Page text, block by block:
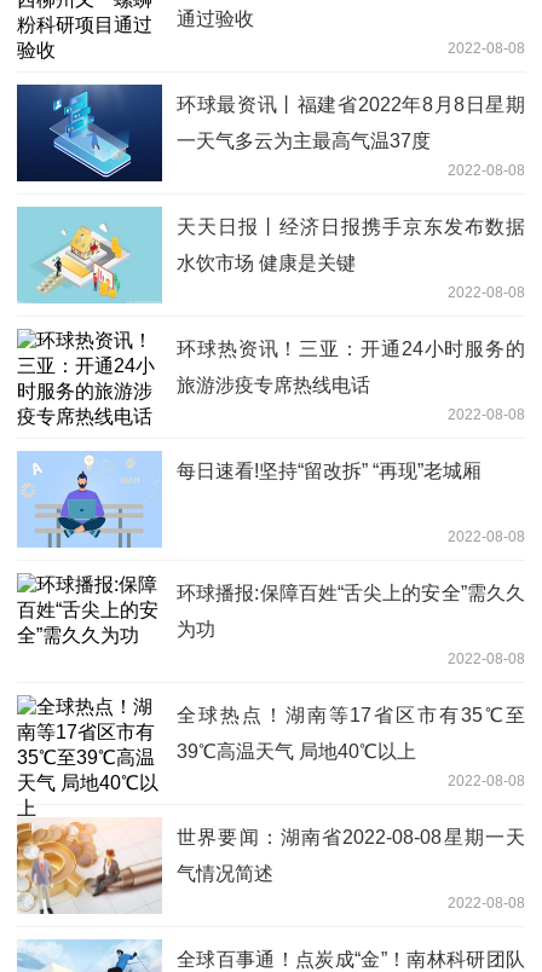
通过验收
2022-08-08
环球最资讯丨福建省2022年8月8日星期
一天气多云为主最高气温37度
2022-08-08
天天日报丨经济日报携手京东发布数据
水饮市场 健康是关键
2022-08-08
环球热资讯！三亚：开通24小时服务的
旅游涉疫专席热线电话
2022-08-08
每日速看!坚持“留改拆” “再现”老城厢
2022-08-08
环球播报:保障百姓“舌尖上的安全”需久久
为功
2022-08-08
全球热点！湖南等17省区市有35℃至
39℃高温天气 局地40℃以上
2022-08-08
世界要闻：湖南省2022-08-08星期一天
气情况简述
2022-08-08
全球百事通！点炭成“金”！南林科研团队